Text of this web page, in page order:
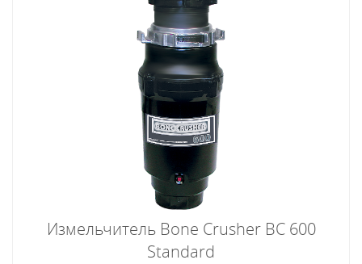
Измельчитель Bone Crusher BC 600
Standard